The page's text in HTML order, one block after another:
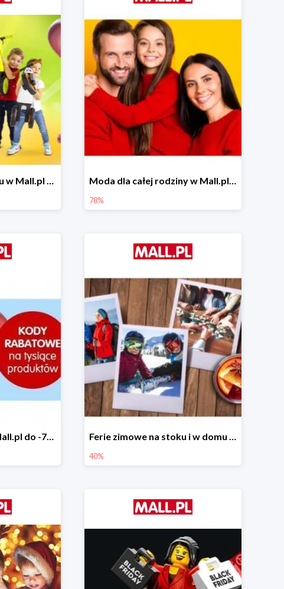
Zabawa na powietrzu w Mall.pl do -20% Moda dla całej rodziny w Mall.pl do -78%
78%
Tysiące rabatów w Mall.pl do -70% Ferie zimowe na stoku i w domu w Mall.pl do -40%
40%